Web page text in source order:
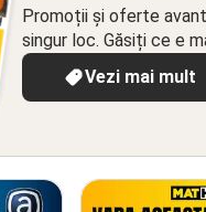
Promoții și oferte
singur loc. Găsiți ce e
Vezi mai mult